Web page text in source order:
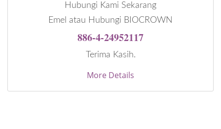
Hubungi Kami Sekarang
Emel atau Hubungi BIOCROWN
886-4-24952117
Terima Kasih.
More Details